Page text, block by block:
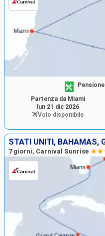
Partenza da Miami
lun 21 dic 2026
Volo disponibile
STATI UNITI, BAHAMAS,
7 giorni, Carnival Sunrise